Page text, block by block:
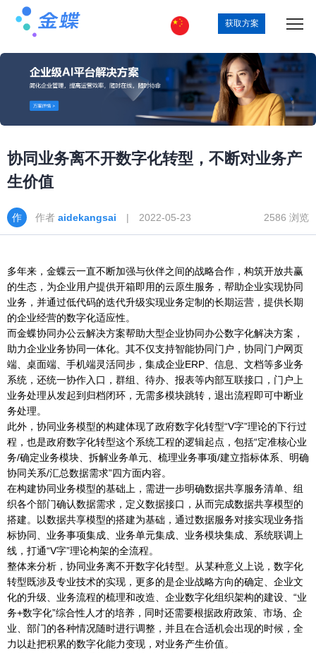
获取方案
协同业务离不开数字化转型，不断对业务产
生价值
作者 aidekangsai | 2022-05-23 2586 浏览
多年来，金蝶云一直不断加强与伙伴之间的战略合作，构筑开放共赢
的生态，为企业用户提供开箱即用的云原生服务，帮助企业实现协同
业务，并通过低代码的迭代升级实现业务定制的长期运营，提供长期
的企业经营的数字化适应性。
而金蝶协同办公云解决方案帮助大型企业协同办公数字化解决方案，
助力企业业务协同一体化。其不仅支持智能协同门户，协同门户网页
端、桌面端、手机端灵活同步，集成企业ERP、信息、文档等多业务
系统，还统一协作入口，群组、待办、报表等内部互联接口，门户上
业务处理从发起到归档闭环，无需多模块跳转，退出流程即可中断业
务处理。
此外，协同业务模型的构建体现了政府数字化转型“V字”理论的下行过
程，也是政府数字化转型这个系统工程的逻辑起点，包括“定准核心业
务/确定业务模块、拆解业务单元、梳理业务事项/建立指标体系、明确
协同关系/汇总数据需求”四方面内容。
在构建协同业务模型的基础上，需进一步明确数据共享服务清单、组
织各个部门确认数据需求，定义数据接口，从而完成数据共享模型的
搭建。以数据共享模型的搭建为基础，通过数据服务对接实现业务指
标协同、业务事项集成、业务单元集成、业务模块集成、系统联调上
线，打通“V字”理论构架的全流程。
整体来分析，协同业务离不开数字化转型。从某种意义上说，数字化
转型既涉及专业技术的实现，更多的是企业战略方向的确定、企业文
化的升级、业务流程的梳理和改造、企业数字化组织架构的建设、“业
务+数字化”综合性人才的培养，同时还需要根据政府政策、市场、企
业、部门的各种情况随时进行调整，并且在合适机会出现的时候，全
力以赴把积累的数字化能力变现，对业务产生价值。